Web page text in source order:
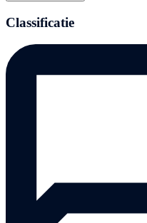
Classificatie